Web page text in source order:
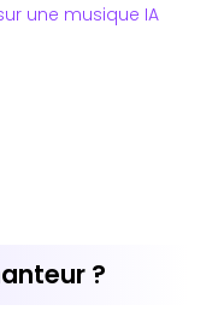
une musique IA
?